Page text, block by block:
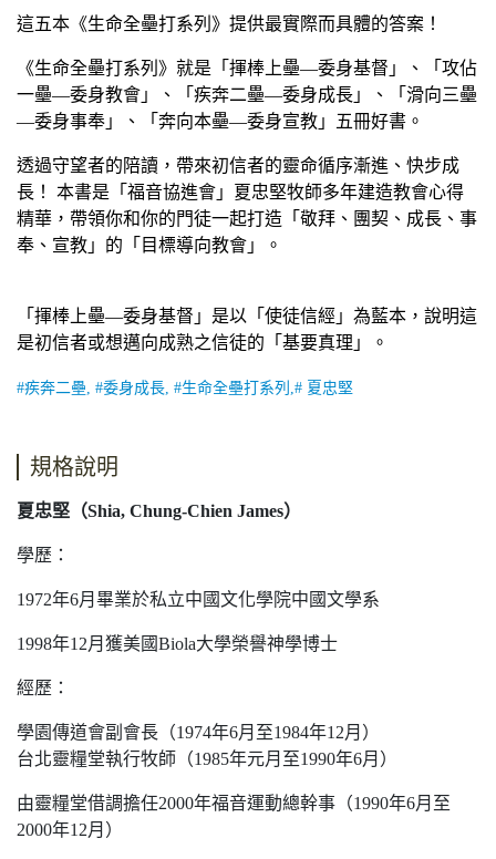
這五本《生命全壘打系列》提供最實際而具體的答案！
《生命全壘打系列》就是「揮棒上壘—委身基督」、「攻佔
一壘—委身教會」、「疾奔二壘—委身成長」、「滑向三壘
—委身事奉」、「奔向本壘—委身宣教」五冊好書。
透過守望者的陪讀，帶來初信者的靈命循序漸進、快步成
長！ 本書是「福音協進會」夏忠堅牧師多年建造教會心得
精華，帶領你和你的門徒一起打造「敬拜、團契、成長、事
奉、宣教」的「目標導向教會」。
「揮棒上壘—委身基督」是以「使徒信經」為藍本，說明這
是初信者或想邁向成熟之信徒的「基要真理」
。
#疾奔二壘, #委身成長, #生命全壘打系列,# 夏忠堅
規格說明
夏忠堅（Shia, Chung-Chien James）
學歷：
1972年6月畢業於私立中國文化學院中國文學系
1998年12月獲美國Biola大學榮譽神學博士
經歷：
學園傳道會副會長（1974年6月至1984年12月）
台北靈糧堂執行牧師（1985年元月至1990年6月）
由靈糧堂借調擔任2000年福音運動總幹事（1990年6月至
2000年12月）